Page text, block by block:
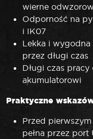
wierne
Odporność na
i IK07
Lekka i
przez długi czas
Długi czas
akumulatorowi
Praktyczne
Przed
pełna przez port